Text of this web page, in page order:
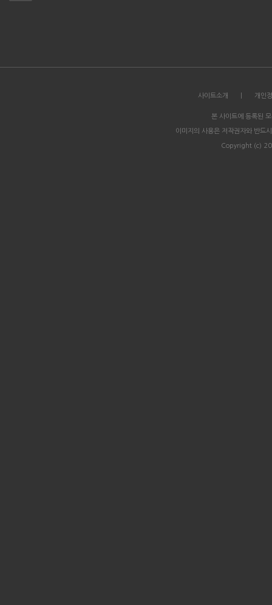
사이트소개 개인
본 사이트에 등록된
이미지의 사용은 저작권자와 반드
Copyright (c)